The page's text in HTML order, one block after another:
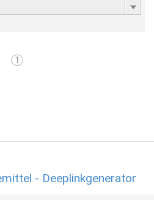
1
- Deeplinkgenerator